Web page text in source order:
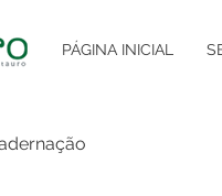
PÁGINA INICIAL